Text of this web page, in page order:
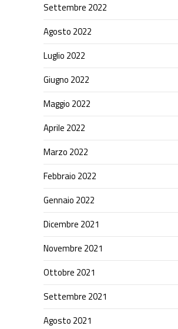
Settembre 2022
Agosto 2022
Luglio 2022
Giugno 2022
Maggio 2022
Aprile 2022
Marzo 2022
Febbraio 2022
Gennaio 2022
Dicembre 2021
Novembre 2021
Ottobre 2021
Settembre 2021
Agosto 2021